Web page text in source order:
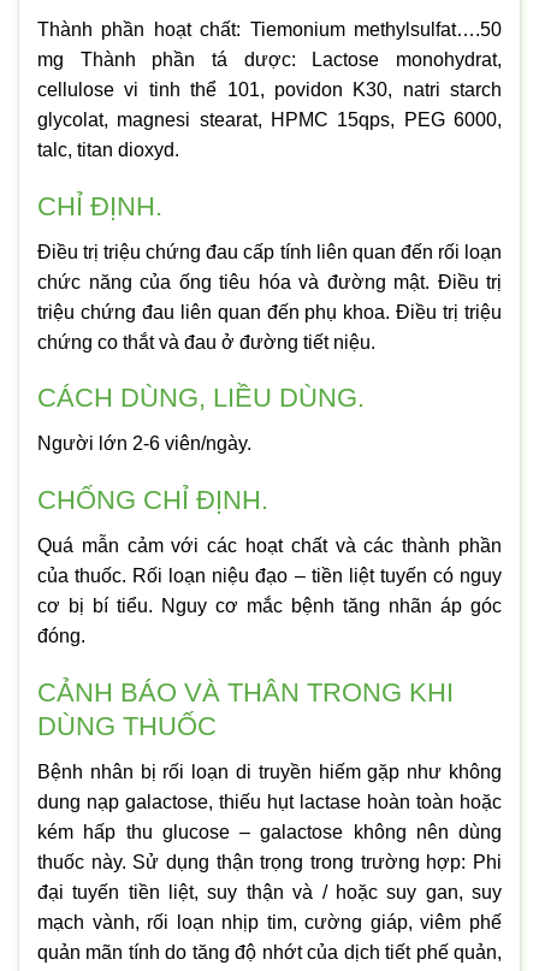
Thành phần hoạt chất: Tiemonium methylsulfat….50
mg Thành phần tá dược: Lactose monohydrat,
cellulose vi tinh thể 101, povidon K30, natri starch
glycolat, magnesi stearat, HPMC 15qps, PEG 6000,
talc, titan dioxyd.
CHỈ ĐỊNH.
Điều trị triệu chứng đau cấp tính liên quan đến rối loạn
chức năng của ống tiêu hóa và đường mật. Điều trị
triệu chứng đau liên quan đến phụ khoa. Điều trị triệu
chứng co thắt và đau ở đường tiết niệu.
CÁCH DÙNG, LIỀU DÙNG.
Người lớn 2-6 viên/ngày.
CHỐNG CHỈ ĐỊNH.
Quá mẫn cảm với các hoạt chất và các thành phần
của thuốc. Rối loạn niệu đạo – tiền liệt tuyến có nguy
cơ bị bí tiểu. Nguy cơ mắc bệnh tăng nhãn áp góc
đóng.
CẢNH BÁO VÀ THÂN TRONG KHI
DÙNG THUỐC
Bệnh nhân bị rối loạn di truyền hiếm gặp như không
dung nạp galactose, thiếu hụt lactase hoàn toàn hoặc
kém hấp thu glucose – galactose không nên dùng
thuốc này. Sử dụng thận trọng trong trường hợp: Phi
đại tuyến tiền liệt, suy thận và / hoặc suy gan, suy
mạch vành, rối loạn nhịp tim, cường giáp, viêm phế
quản mãn tính do tăng độ nhớt của dịch tiết phế quản,